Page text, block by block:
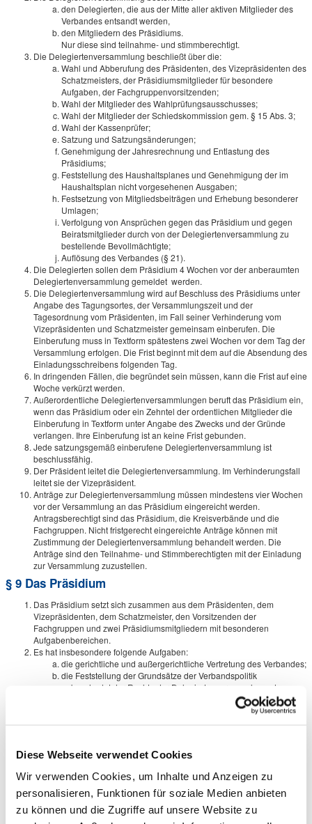
Diese Webseite verwendet Cookies
Wir verwenden Cookies, um Inhalte und Anzeigen zu
personalisieren, Funktionen für soziale Medien anbieten
zu können und die Zugriffe auf unsere Website zu
den Delegierten, die aus der Mitte aller aktiven Mitglieder des
Verbandes entsandt werden,
den Mitgliedern des Präsidiums.
Nur diese sind teilnahme- und stimmberechtigt.
Die Delegiertenversammlung beschließt über die:
Wahl und Abberufung des Präsidenten, des Vizepräsidenten des
Schatzmeisters, der Präsidiumsmitglieder für besondere
Aufgaben, der Fachgruppenvorsitzenden;
Wahl der Mitglieder des Wahlprüfungsausschusses;
Wahl der Mitglieder der Schiedskommission gem. § 15 Abs. 3;
Wahl der Kassenprüfer;
Satzung und Satzungsänderungen;
Genehmigung der Jahresrechnung und Entlastung des
Präsidiums;
Feststellung des Haushaltsplanes und Genehmigung der im
Haushaltsplan nicht vorgesehenen Ausgaben;
Festsetzung von Mitgliedsbeiträgen und Erhebung besonderer
Umlagen;
Verfolgung von Ansprüchen gegen das Präsidium und gegen
Beiratsmitglieder durch von der Delegiertenversammlung zu
bestellende Bevollmächtigte;
Auflösung des Verbandes (§ 21).
Die Delegierten sollen dem Präsidium 4 Wochen vor der anberaumten
Delegiertenversammlung gemeldet werden.
Die Delegiertenversammlung wird auf Beschluss des Präsidiums unter
Angabe des Tagungsortes, der Versammlungszeit und der
Tagesordnung vom Präsidenten, im Fall seiner Verhinderung vom
Vizepräsidenten und Schatzmeister gemeinsam einberufen. Die
Einberufung muss in Textform spätestens zwei Wochen vor dem Tag der
Versammlung erfolgen. Die Frist beginnt mit dem auf die Absendung des
Einladungsschreibens folgenden Tag.
In dringenden Fällen, die begründet sein müssen, kann die Frist auf eine
Woche verkürzt werden.
Außerordentliche Delegiertenversammlungen beruft das Präsidium ein,
wenn das Präsidium oder ein Zehntel der ordentlichen Mitglieder die
Einberufung in Textform unter Angabe des Zwecks und der Gründe
verlangen. Ihre Einberufung ist an keine Frist gebunden.
Jede satzungsgemäß einberufene Delegiertenversammlung ist
beschlussfähig.
Der Präsident leitet die Delegiertenversammlung. Im Verhinderungsfall
leitet sie der Vizepräsident.
Anträge zur Delegiertenversammlung müssen mindestens vier Wochen
vor der Versammlung an das Präsidium eingereicht werden.
Antragsberechtigt sind das Präsidium, die Kreisverbände und die
Fachgruppen. Nicht fristgerecht eingereichte Anträge können mit
Zustimmung der Delegiertenversammlung behandelt werden. Die
Anträge sind den Teilnahme- und Stimmberechtigten mit der Einladung
zur Versammlung zuzustellen.
§ 9 Das Präsidium
Das Präsidium setzt sich zusammen aus dem Präsidenten, dem
Vizepräsidenten, dem Schatzmeister, den Vorsitzenden der
Fachgruppen und zwei Präsidiumsmitgliedern mit besonderen
Aufgabenbereichen.
Es hat insbesondere folgende Aufgaben:
die gerichtliche und außergerichtliche Vertretung des Verbandes;
die Feststellung der Grundsätze der Verbandspolitik
unbeschadet der Rechte der Delegiertenversammlung; dazu
die Regelung der Geschäftsführung und Einstellung der
Delegiertenversammlungen;
die Ausführung der von der Delegiertenversammlung und den
Fachgruppen gefassten Beschlüsse;
die Erstellung des Jahresberichtes;
die Aufstellung des Haushaltsplanes und des
Jahresabschlusses;